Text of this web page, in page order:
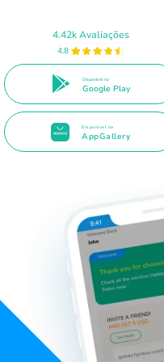
4.42k Avaliações
4.8
Disponível no
Google Play
Disponível na
AppGallery